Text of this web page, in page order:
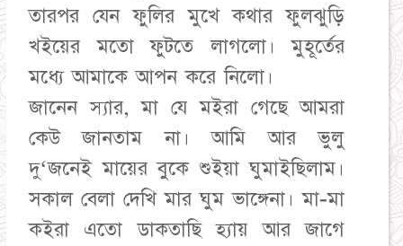
তারপর যেন ফুলির মুখে কথার ফুলঝুড়ি
খইয়ের মতো ফুটতে লাগলো। মুহূর্তের
মধ্যে আমাকে আপন করে নিলো।
জানেন স্যার, মা যে মইরা গেছে আমরা
কেউ জানতাম না। আমি আর ভুলু
দু‘জনেই মায়ের বুকে শুইয়া ঘুমাইছিলাম।
সকাল বেলা দেখি মার ঘুম ভাঙ্গেনা। মা-মা
কইরা এতো ডাকতাছি হ্যায় আর জাগে